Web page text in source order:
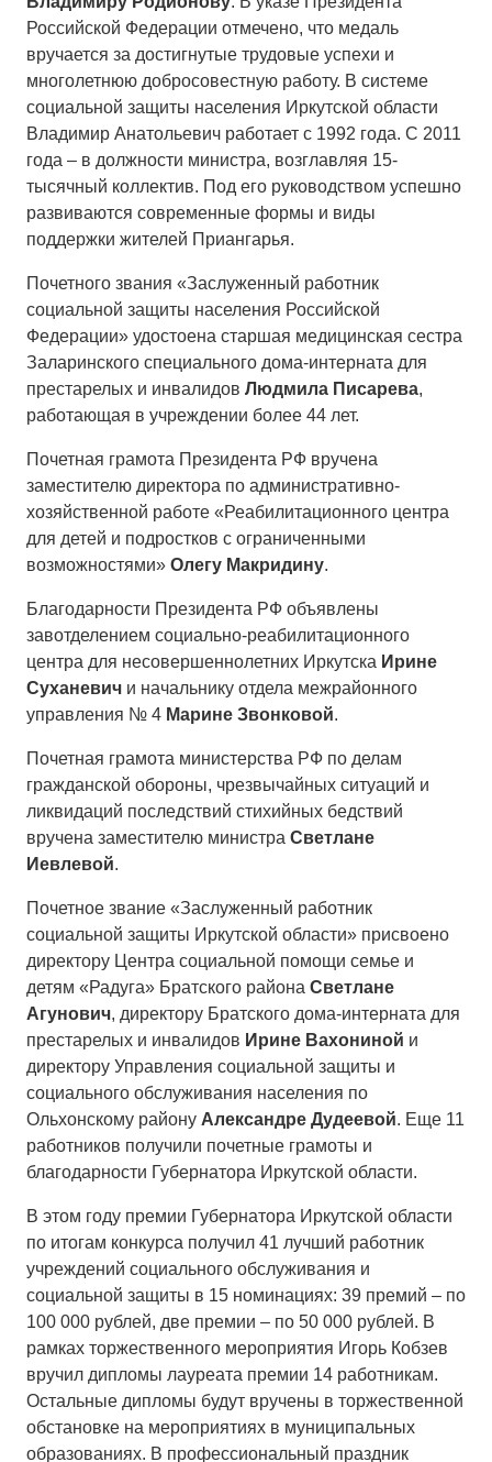
Российской Федерации отмечено, что медаль
вручается за достигнутые трудовые успехи и
многолетнюю добросовестную работу. В системе
социальной защиты населения Иркутской области
Владимир Анатольевич работает с 1992 года. С 2011
года – в должности министра, возглавляя 15-
тысячный коллектив. Под его руководством успешно
развиваются современные формы и виды
поддержки жителей Приангарья.
Почетного звания «Заслуженный работник
социальной защиты населения Российской
Федерации» удостоена старшая медицинская сестра
Заларинского специального дома-интерната для
престарелых и инвалидов Людмила Писарева,
работающая в учреждении более 44 лет.
Почетная грамота Президента РФ вручена
заместителю директора по административно-
хозяйственной работе «Реабилитационного центра
для детей и подростков с ограниченными
возможностями» Олегу Макридину.
Благодарности Президента РФ объявлены
завотделением социально-реабилитационного
центра для несовершеннолетних Иркутска Ирине
Суханевич и начальнику отдела межрайонного
управления № 4 Марине Звонковой.
Почетная грамота министерства РФ по делам
гражданской обороны, чрезвычайных ситуаций и
ликвидаций последствий стихийных бедствий
вручена заместителю министра Светлане
Иевлевой.
Почетное звание «Заслуженный работник
социальной защиты Иркутской области» присвоено
директору Центра социальной помощи семье и
детям «Радуга» Братского района Светлане
Агунович, директору Братского дома-интерната для
престарелых и инвалидов Ирине Вахониной и
директору Управления социальной защиты и
социального обслуживания населения по
Ольхонскому району Александре Дудеевой. Еще 11
работников получили почетные грамоты и
благодарности Губернатора Иркутской области.
В этом году премии Губернатора Иркутской области
по итогам конкурса получил 41 лучший работник
учреждений социального обслуживания и
социальной защиты в 15 номинациях: 39 премий – по
100 000 рублей, две премии – по 50 000 рублей. В
рамках торжественного мероприятия Игорь Кобзев
вручил дипломы лауреата премии 14 работникам.
Остальные дипломы будут вручены в торжественной
обстановке на мероприятиях в муниципальных
образованиях. В профессиональный праздник